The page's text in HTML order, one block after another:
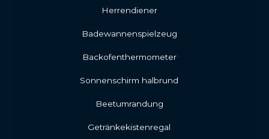
Herrendiener
Badewannenspielzeug
Backofenthermometer
Sonnenschirm halbrund
Beetumrandung
Getränkekistenregal